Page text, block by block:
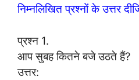
निम्नलिखित प्रश्नों के उत्तर
प्रश्न 1.
आप सुबह कितने बजे उठते हैं?
उत्तर: